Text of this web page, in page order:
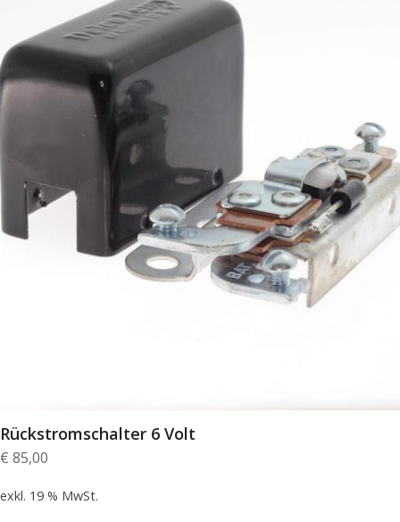
Rückstromschalter 6 Volt
€ 85,00
exkl. 19 % MwSt.